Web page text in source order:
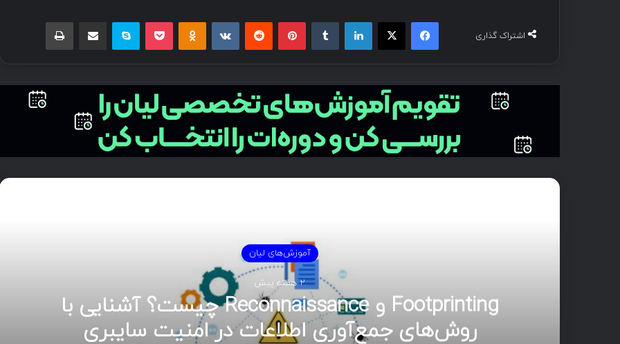
اشتراک گذاری
فیسبوک ایکس لینکداین پینتریست پاکت
آموزش‌های لیان
2 هفته پیش
Footprinting و Reconnaissance چیست؟ آشنایی با
روش‌های جمع‌آوری اطلاعات در امنیت سایبری